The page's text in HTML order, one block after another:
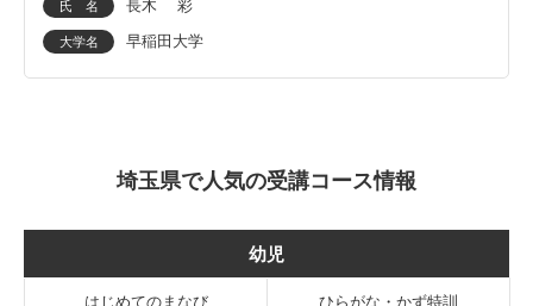
氏 名 長木 彩
大学名 早稲田大学
埼玉県で人気の受講コース情報
幼児
はじめてのまなび ひらがな・かず特訓